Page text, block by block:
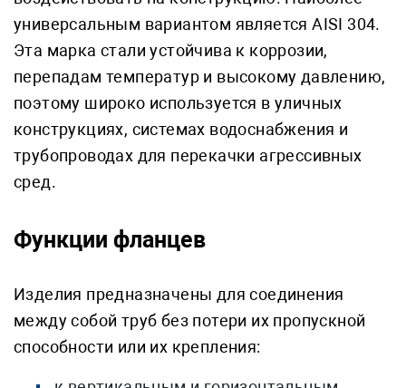
универсальным вариантом является AISI 304.
Эта марка стали устойчива к коррозии,
перепадам температур и высокому давлению,
поэтому широко используется в уличных
конструкциях, системах водоснабжения и
трубопроводах для перекачки агрессивных
сред.
Функции фланцев
Изделия предназначены для соединения
между собой труб без потери их пропускной
способности или их крепления: